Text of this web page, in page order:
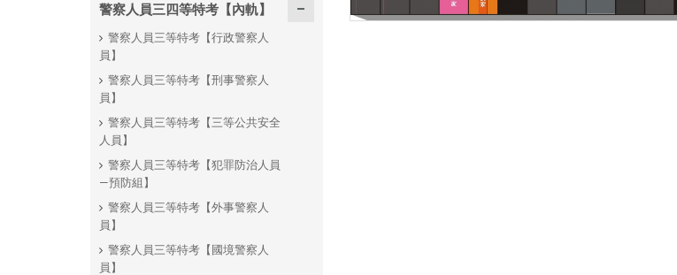
警察人員三四等特考【內軌】
警察人員三等特考【行政警察人
員】
警察人員三等特考【刑事警察人
員】
警察人員三等特考【三等公共安全
人員】
警察人員三等特考【犯罪防治人員
—預防組】
警察人員三等特考【外事警察人
員】
警察人員三等特考【國境警察人
員】